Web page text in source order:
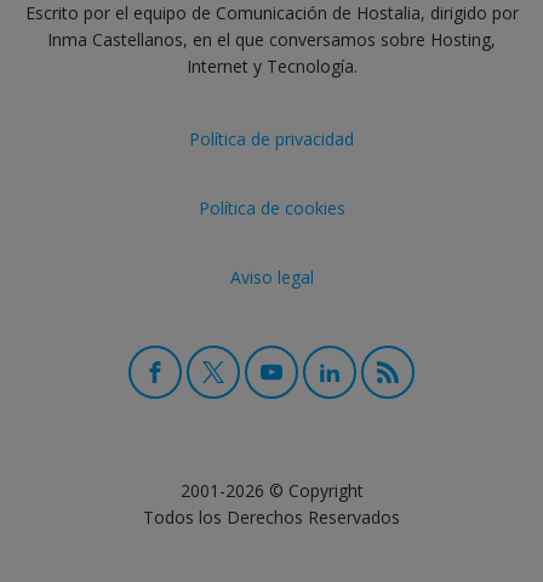
Escrito por el equipo de Comunicación de Hostalia, dirigido por
Inma Castellanos, en el que conversamos sobre Hosting,
Internet y Tecnología.
Política de privacidad
Política de cookies
Aviso legal
2001-2026 © Copyright
Todos los Derechos Reservados